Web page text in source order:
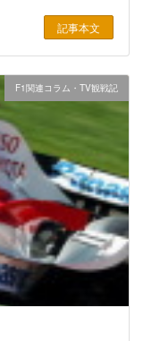
記事本文
F1関連コラム・TV観戦記